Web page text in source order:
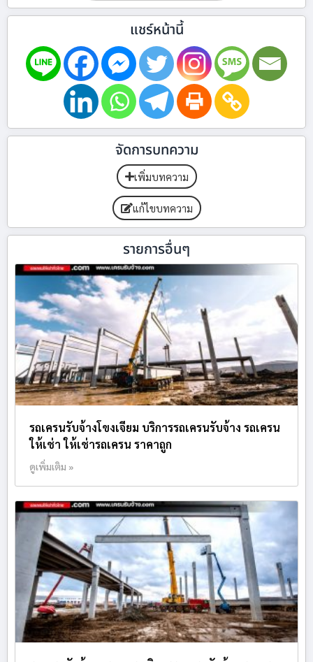
แชร์หน้านี้
จัดการบทความ
เพิ่มบทความ
แก้ไขบทความ
รายการอื่นๆ
รถเครนรับจ้างโขงเจียม บริการรถเครนรับจ้าง รถเครน
ให้เช่า ให้เช่ารถเครน ราคาถูก
ดูเพิ่มเติม »